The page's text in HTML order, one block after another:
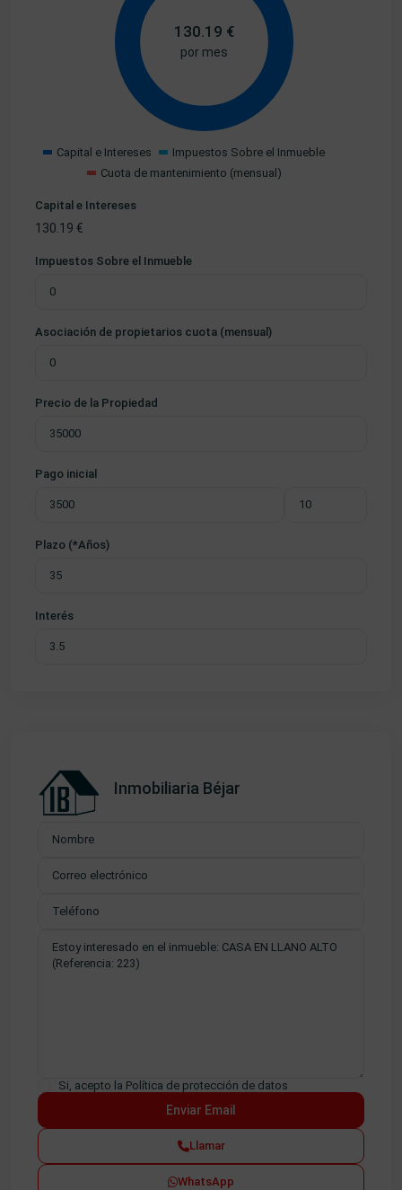
130.19 €
por mes
Capital e Intereses
Impuestos Sobre el Inmueble
Cuota de mantenimiento (mensual)
Capital e Intereses
130.19 €
Impuestos Sobre el Inmueble
Asociación de propietarios cuota (mensual)
Precio de la Propiedad
Pago inicial
Plazo (*Años)
Interés
Inmobiliaria Béjar
Si, acepto la Política de protección de datos
Llamar
WhatsApp